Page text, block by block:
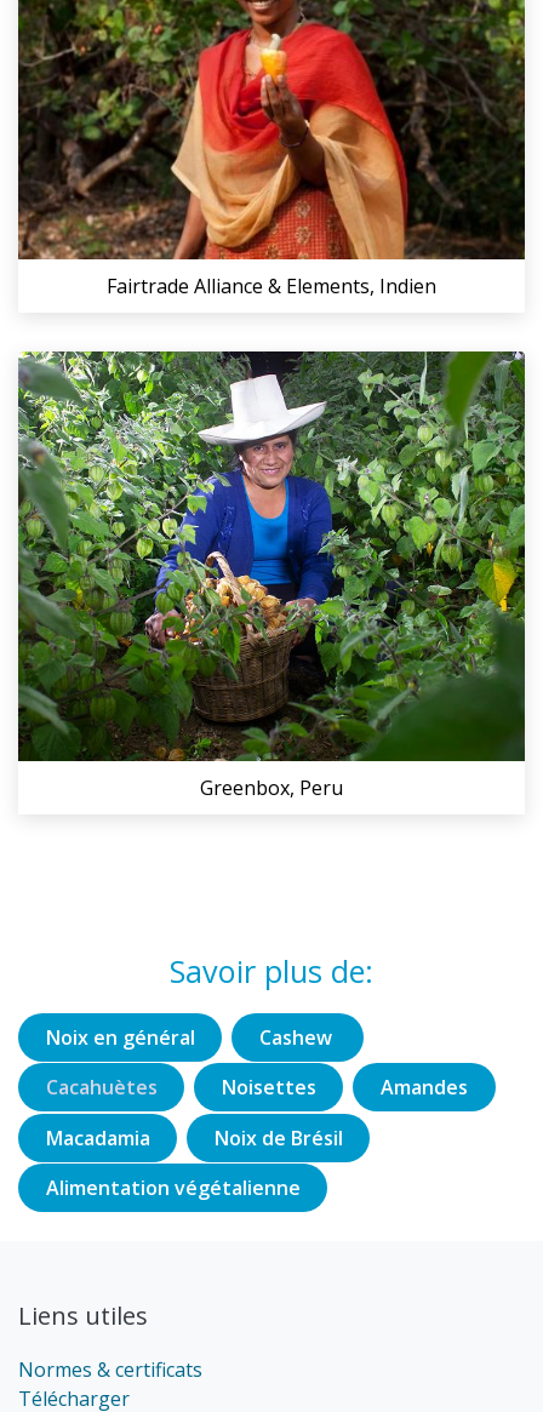
Fairtrade Alliance & Elements, Indien
Greenbox, Peru
Savoir plus de:
Noix en général
Cashew
Cacahuètes
Noisettes
Amandes
Macadamia
Noix de Brésil
Alimentation végétalienne
Liens utiles
Normes & certificats
Télécharger